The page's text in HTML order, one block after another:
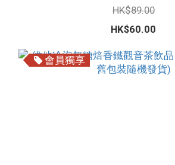
HK$89.00
HK$60.00
會員獨享